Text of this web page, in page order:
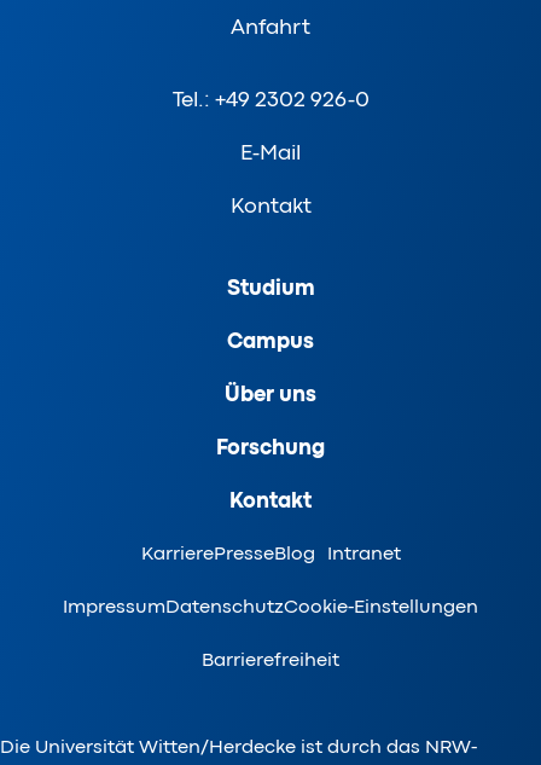
Anfahrt
Tel.: +49 2302 926-0
E-Mail
Kontakt
Studium
Campus
Über uns
Forschung
Kontakt
KarrierePresseBlog Intranet
ImpressumDatenschutzCookie-Einstellungen
Barrierefreiheit
Die Universität Witten/Herdecke ist durch das NRW-